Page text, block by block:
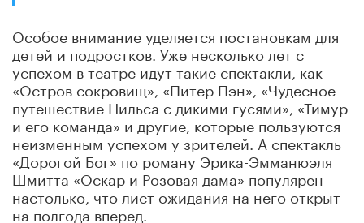
Особое внимание уделяется постановкам для
детей и подростков. Уже несколько лет с
успехом в театре идут такие спектакли, как
«Остров сокровищ», «Питер Пэн», «Чудесное
путешествие Нильса с дикими гусями», «Тимур
и его команда» и другие, которые пользуются
неизменным успехом у зрителей. А спектакль
«Дорогой Бог» по роману Эрика-Эмманюэля
Шмитта «Оскар и Розовая дама» популярен
настолько, что лист ожидания на него открыт
на полгода вперед.